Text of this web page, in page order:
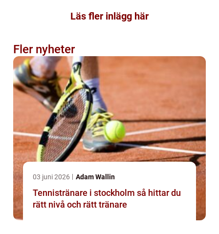
Läs fler inlägg här
Fler nyheter
03 juni 2026 Adam Wallin
Tennistränare i stockholm så hittar du
rätt nivå och rätt tränare